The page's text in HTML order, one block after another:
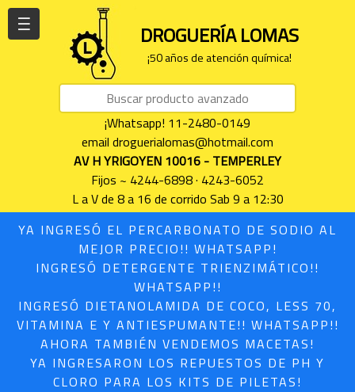
DROGUERÍA LOMAS
¡50 años de atención química!
¡Whatsapp! 11-2480-0149
email droguerialomas@hotmail.com
AV H YRIGOYEN 10016 - TEMPERLEY
Fijos ~ 4244-6898 · 4243-6052
L a V de 8 a 16 de corrido Sab 9 a 12:30
YA INGRESÓ EL PERCARBONATO DE SODIO AL
MEJOR PRECIO!! WHATSAPP!
INGRESÓ DETERGENTE TRIENZIMÁTICO!!
WHATSAPP!!
INGRESÓ DIETANOLAMIDA DE COCO, LESS 70,
VITAMINA E Y ANTIESPUMANTE!! WHATSAPP!!
AHORA TAMBIÉN VENDEMOS MACETAS!
YA INGRESARON LOS REPUESTOS DE PH Y
CLORO PARA LOS KITS DE PILETAS!
| | |